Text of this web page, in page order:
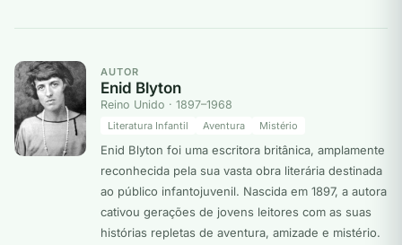
AUTOR
Enid Blyton
Reino Unido · 1897–1968
Literatura Infantil Aventura Mistério
Enid Blyton foi uma escritora britânica, amplamente
reconhecida pela sua vasta obra literária destinada
ao público infantojuvenil. Nascida em 1897, a autora
cativou gerações de jovens leitores com as suas
histórias repletas de aventura, amizade e mistério.